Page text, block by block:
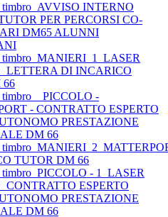
INTERNO
PER PERCORSI CO-
DM65 ALUNNI
DI INCARICO
66
_ PICCOLO -
- CONTRATTO ESPERTO
PRESTAZIONE
DM 66
TUTOR DM 66
- 1_LASER
ESPERTO
PRESTAZIONE
DM 66